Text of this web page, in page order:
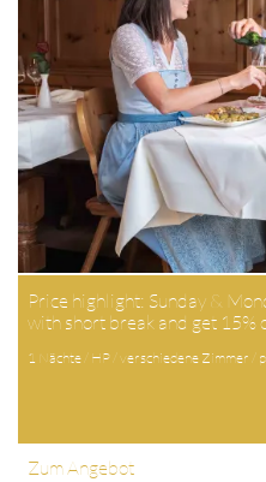
Price highlight: Sunday &
with short break and get 15%
1 Nächte / HP / verschiedene Zimmer /
Zum Angebot